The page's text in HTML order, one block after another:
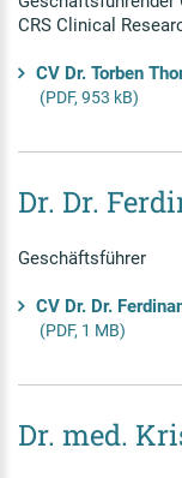
CRS Clinical
CV Dr. Torben
(PDF, 953 kB)
Dr. Dr.
Geschäftsführer
CV Dr. Dr.
(PDF, 1 MB)
Dr. med.